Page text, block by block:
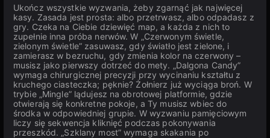
Ukończ wszystkie wyzwania, żeby zgarnąć jak najwięcej
kasy. Zasada jest prosta: albo przetrwasz, albo odpadasz z
gry. Czeka na Ciebie dziewięć map, a każda z nich to
zupełnie inna próba nerwów. W „Czerwonym świetle,
zielonym świetle” zasuwasz, gdy światło jest zielone, i
zamierasz w bezruchu, gdy zmienia kolor na czerwony –
musisz jako pierwszy dotrzeć do mety. „Dalgona Candy”
wymaga chirurgicznej precyzji przy wycinaniu kształtu z
kruchego ciasteczka; pęknie? Żołnierz już wyciąga broń. W
trybie „Mingle” lądujesz na obrotowej platformie, gdzie
otwierają się konkretne pokoje, a Ty musisz wbiec do
środka w odpowiedniej grupie. W wyzwaniu pamięciowym
liczy się sekwencja kliknięć podczas pokonywania
przeszkód. „Szklany most” wymaga skakania po